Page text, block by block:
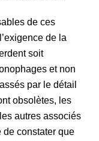
de ces
de la
soit
et non
par le détail
obsolètes, les
autres associés
de constater que